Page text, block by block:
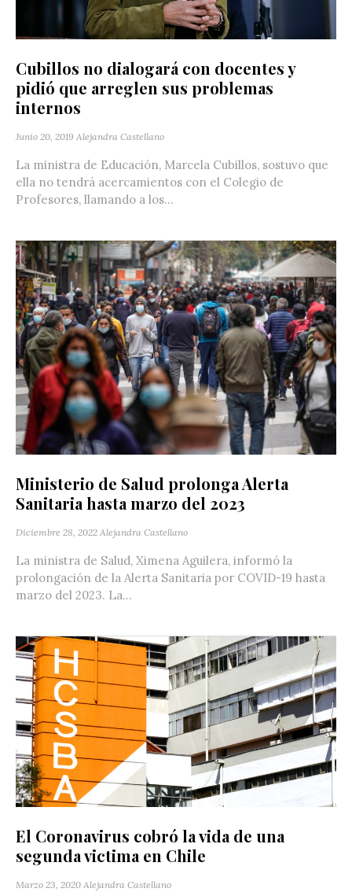
Cubillos no dialogará con docentes y
pidió que arreglen sus problemas
internos
Junio 20, 2019 Alejandra Castellano
La ministra de Educación, Marcela Cubillos, sostuvo que
ella no tendrá acercamientos con el Colegio de
Profesores, llamando a los...
Ministerio de Salud prolonga Alerta
Sanitaria hasta marzo del 2023
Diciembre 28, 2022 Alejandra Castellano
La ministra de Salud, Ximena Aguilera, informó la
prolongación de la Alerta Sanitaria por COVID-19 hasta
marzo del 2023. La...
El Coronavirus cobró la vida de una
segunda victima en Chile
Marzo 23, 2020 Alejandra Castellano